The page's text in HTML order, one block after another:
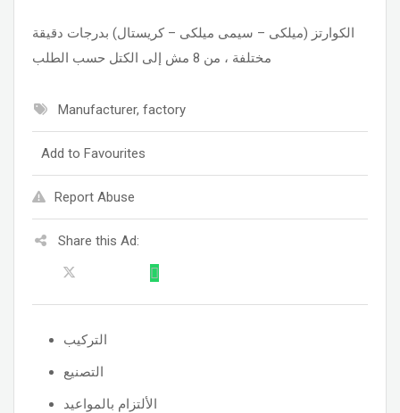
الكوارتز (ميلكى – سيمى ميلكى – كريستال) بدرجات دقيقة
مختلفة ، من 8 مش إلى الكتل حسب الطلب
Manufacturer, factory
Add to Favourites
Report Abuse
Share this Ad:
التركيب
التصنيع
الألتزام بالمواعيد